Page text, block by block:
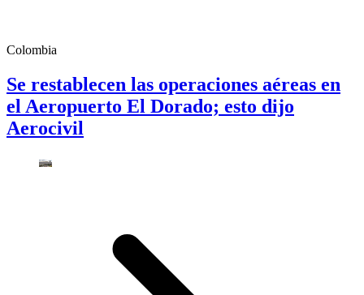
Colombia
Se restablecen las operaciones aéreas en
el Aeropuerto El Dorado; esto dijo
Aerocivil